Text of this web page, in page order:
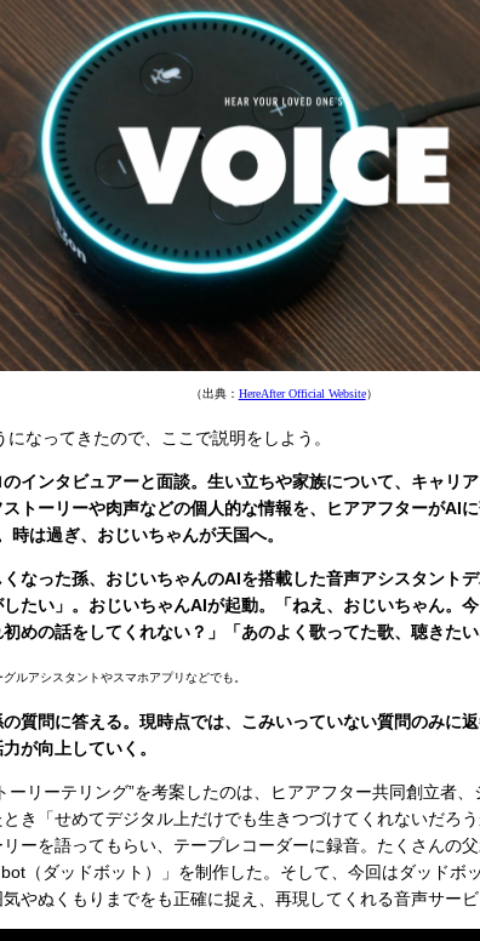
（出典： HereAfter Official Website）
なってきたので、ここで説明をしよう。
インタビュアーと面談。生い立ちや家族について、キャリ
トーリーや肉声などの個人的な情報を、ヒアアフターがAI
時は過ぎ、おじいちゃんが天国へ。
なった孫、おじいちゃんのAIを搭載した音声アシスタント
たい」。おじいちゃんAIが起動。「ねえ、おじいちゃん。
初めの話をしてくれない？」「あのよく歌ってた歌、聴きたい
ルアシスタントやスマホアプリなどでも。
質問に答える。現時点では、こみいっていない質問のみに
が向上していく。
リーテリング”を考案したのは、ヒアアフター共同創立者
き「せめてデジタル上だけでも生きつづけてくれないだろ
ーを語ってもらい、テープレコーダーに録音。たくさんの
（ダッドボット）」を制作した。そして、今回はダッドボ
やぬくもりまでをも正確に捉え、再現してくれる音声サービ